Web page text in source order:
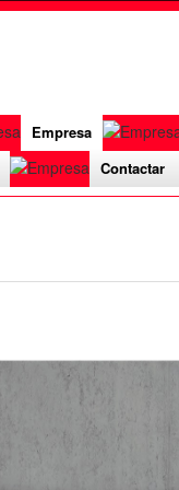
Empresa
Contactar